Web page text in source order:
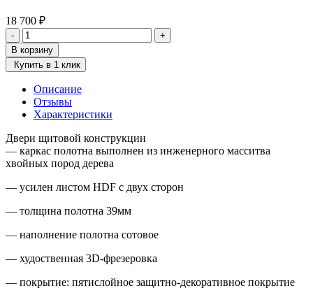
18 700 ₽
Количество
товара
Лайн
1
Эмаль
галечный
серый
7032)
-
+
В корзину
Купить в 1 клик
Описание
Отзывы
Характеристики
Двери щитовой конструкции
— каркас полотна выполнен из инженерного масситва
хвойных пород дерева
— усилен листом HDF с двух сторон
— толщина полотна 39мм
— наполнение полотна сотовое
— худоственная 3D-фрезеровка
— покрытие: пятислойное защитно-декоративное покрытие